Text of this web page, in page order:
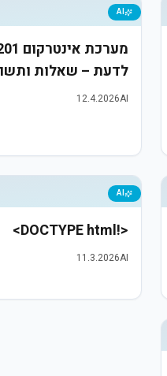
AI
לדעת – שאלות
AI
12.4.2026
AI
<!DOCTYPE html>
AI
11.3.2026